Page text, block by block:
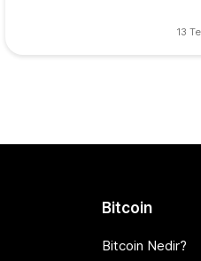
13
Bitcoin
Bitcoin Nedir?